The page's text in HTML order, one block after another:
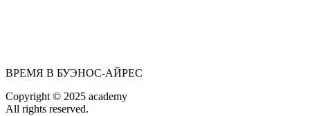
ВРЕМЯ В БУЭНОС-АЙРЕС
Copyright © 2025 academy
All rights reserved.